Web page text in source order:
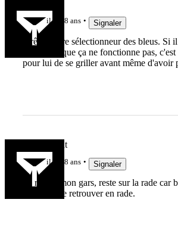
il y a 8 ans Signaler
Il rêve d'être sélectionneur des bleus. Si
adjoint, et que ça ne fonctionne pas,
pour lui de se griller avant même d'avoir
Droitdevant
il y a 8 ans Signaler
Ta raison mon gars, reste sur la rade car
risque de se retrouver en rade.